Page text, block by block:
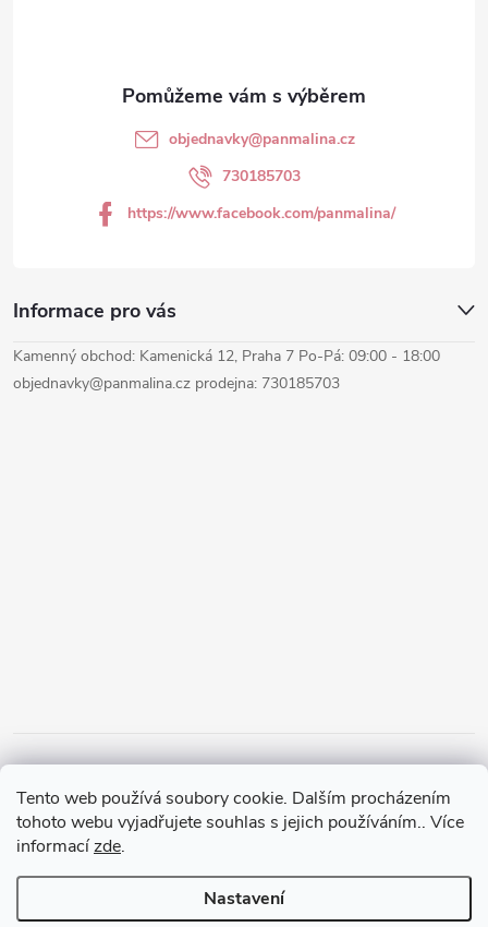
Tento web používá soubory cookie. Dalším procházením
tohoto webu vyjadřujete souhlas s jejich používáním.. Více
informacízde.
Nastavení
Informace pro vás
objednavky@panmalina.cz
730185703
https://www.facebook.com/panmalina/
Kamenný obchod: Kamenická 12, Praha 7 Po-Pá: 09:00 - 18:00
objednavky@panmalina.cz prodejna: 730185703